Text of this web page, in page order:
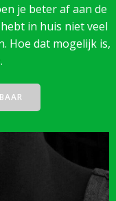
je beter af aan de
in huis niet veel
Hoe dat mogelijk is,